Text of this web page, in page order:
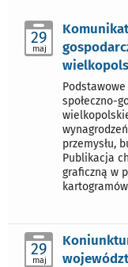
29
maj
społeczno-
przemysłu,
Publikacja
graficzną w
29
maj